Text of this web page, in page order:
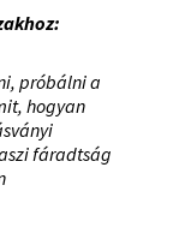
próbálni a
hogyan
fáradtság